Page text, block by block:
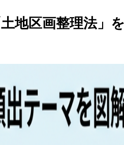
地区画整理法」